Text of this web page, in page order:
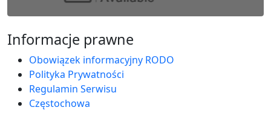
Informacje prawne
Obowiązek informacyjny RODO
Polityka Prywatności
Regulamin Serwisu
Częstochowa